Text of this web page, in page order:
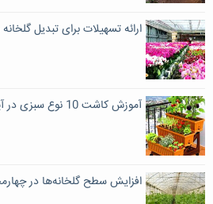
ارائه تسهیلات برای تبدیل
آموزش کاشت 10 نوع سبزی در آپارتمان
افزایش سطح گلخانه‌ها در چهارمحال و